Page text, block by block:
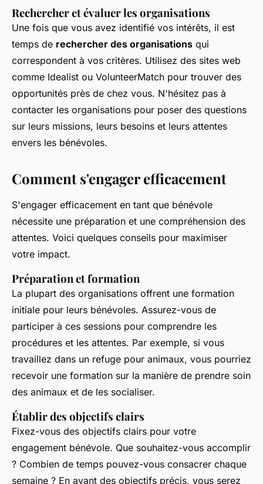
Rechercher et évaluer les organisations
Une fois que vous avez identifié vos intérêts, il est
temps de rechercher des organisations qui
correspondent à vos critères. Utilisez des sites web
comme Idealist ou VolunteerMatch pour trouver des
opportunités près de chez vous. N'hésitez pas à
contacter les organisations pour poser des questions
sur leurs missions, leurs besoins et leurs attentes
envers les bénévoles.
Comment s'engager efficacement
S'engager efficacement en tant que bénévole
nécessite une préparation et une compréhension des
attentes. Voici quelques conseils pour maximiser
votre impact.
Préparation et formation
La plupart des organisations offrent une formation
initiale pour leurs bénévoles. Assurez-vous de
participer à ces sessions pour comprendre les
procédures et les attentes. Par exemple, si vous
travaillez dans un refuge pour animaux, vous pourriez
recevoir une formation sur la manière de prendre soin
des animaux et de les socialiser.
Établir des objectifs clairs
Fixez-vous des objectifs clairs pour votre
engagement bénévole. Que souhaitez-vous accomplir
? Combien de temps pouvez-vous consacrer chaque
semaine ? En ayant des objectifs précis, vous serez